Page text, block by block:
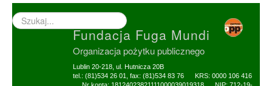
Wyszukiwarka
–
Fundacja Fuga Mundi
Organizacja pożytku publicznego
Lublin 20-218, ul. Hutnicza 20B
tel.: (81)534 26 01, fax: (81)534 83 76 KRS: 0000 106 416